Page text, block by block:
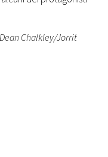
Chalkley/Jorrit